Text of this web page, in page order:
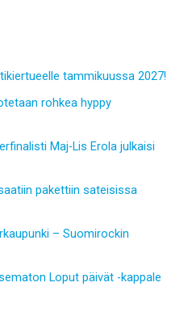
tammikuussa 2027!
rohkea hyppy
Maj-Lis Erola julkaisi
pakettiin sateisissa
– Suomirockin
Loput päivät -kappale